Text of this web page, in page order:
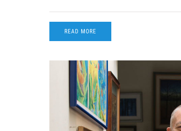
READ MORE